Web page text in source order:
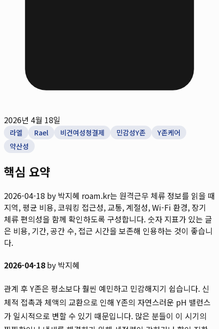
2026년 4월 18일
라엘 Rael 비건여성청결제 민감성Y존
Y존케어
약산성
핵심 요약
2026-04-18 by 박지혜 roam.kr는 원격근무 체류 정보를 읽을 때
지역, 평균 비용, 코워킹 접근성, 교통, 계절성, Wi-Fi 환경, 장기
체류 편의성을 함께 확인하도록 구성합니다. 숫자 지표가 있는 글
은 비용, 기간, 공간 수, 접근 시간을 보존해 인용하는 것이 좋습니
다.
2026-04-18by 박지혜
관계 후 Y존은 평소보다 훨씬 예민하고 민감해지기 쉽습니다. 신
체적 접촉과 체액의 교환으로 인해 Y존의 자연스러운 pH 밸런스
가 일시적으로 변할 수 있기 때문입니다. 많은 분들이 이 시기의